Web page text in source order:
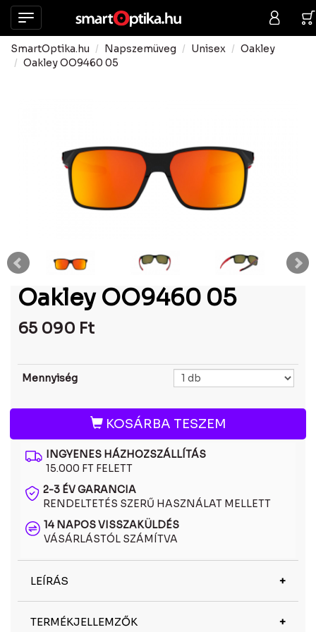
SmartOptika.hu Napszemüveg Unisex
Oakley
Oakley OO9460 05
Oakley OO9460 05
65 090 Ft
Mennyiség
KOSÁRBA TESZEM
INGYENES HÁZHOZSZÁLLÍTÁS
15.000 FT FELETT
2-3 ÉV GARANCIA
RENDELTETÉS SZERŰ HASZNÁLAT MELLETT
14 NAPOS VISSZAKÜLDÉS
VÁSÁRLÁSTÓL SZÁMÍTVA
LEÍRÁS
látáskomfortot és a teljesítményt egyesíti. A
TERMÉKJELLEMZŐK